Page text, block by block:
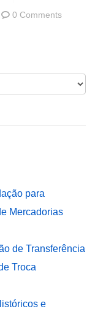
0 Comments
para
Mercadorias
de Transferência
Troca
e